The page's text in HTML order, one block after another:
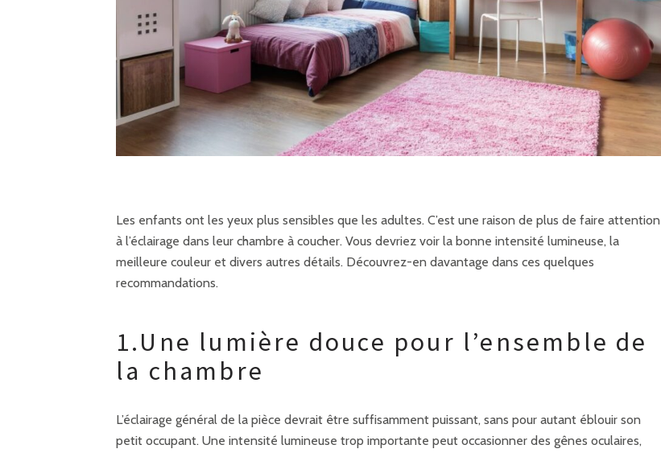
Les enfants ont les yeux plus sensibles que les adultes. C’est une raison de plus de faire attention
à l’éclairage dans leur chambre à coucher. Vous devriez voir la bonne intensité lumineuse, la
meilleure couleur et divers autres détails. Découvrez-en davantage dans ces quelques
recommandations.
1.Une lumière douce pour l’ensemble de
la chambre
L’éclairage général de la pièce devrait être suffisamment puissant, sans pour autant éblouir son
petit occupant. Une intensité lumineuse trop importante peut occasionner des gênes oculaires,